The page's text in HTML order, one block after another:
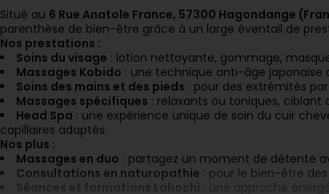
Situé au 6 Rue Anatole France, 57300 Hagondange
parenthèse de bien-être grâce à un large éventail de
Nos prestations :
Soins du visage : lotion nettoyante, gommage,
Massages Kobido : une technique anti-âge japonaise
Soins des mains et des pieds : pour des extrémités
Massages spécifiques : relaxants ou toniques, ciblant
Head Spa : une expérience unique de soin du cuir
capillaires adaptés.
Nos plus :
Massages en duo : partagez un moment de détente
Consultations en naturopathie : pour le bien-être
Séances et formations Lahochi : une approche